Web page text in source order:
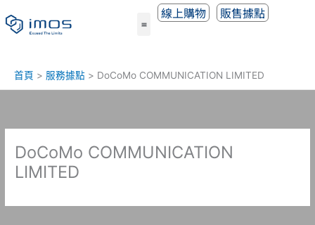
至
線上購物 販售據點
首頁 服務據點 DoCoMo COMMUNICATION LIMITED
DoCoMo COMMUNICATION
LIMITED